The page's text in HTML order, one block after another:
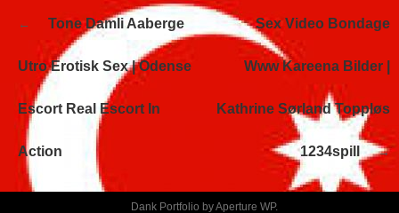
Navegación
de
entradas
Tone Damli Aaberge
Utro Erotisk Sex | Odense
Escort Real Escort In
Action
Sex Video Bondage
Www Kareena Bilder |
Kathrine Sørland Toppløs
1234spill
Dank Portfolio byAperture WP.